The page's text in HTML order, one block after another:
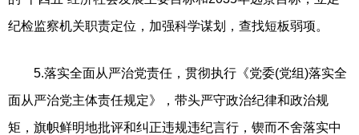
纪检监察机关职责定位，加强科学谋划，查找短板弱项。
5.落实全面从严治党责任，贯彻执行《党委(党组)落实全
面从严治党主体责任规定》，带头严守政治纪律和政治规
矩，旗帜鲜明地批评和纠正违规违纪言行，锲而不舍落实中